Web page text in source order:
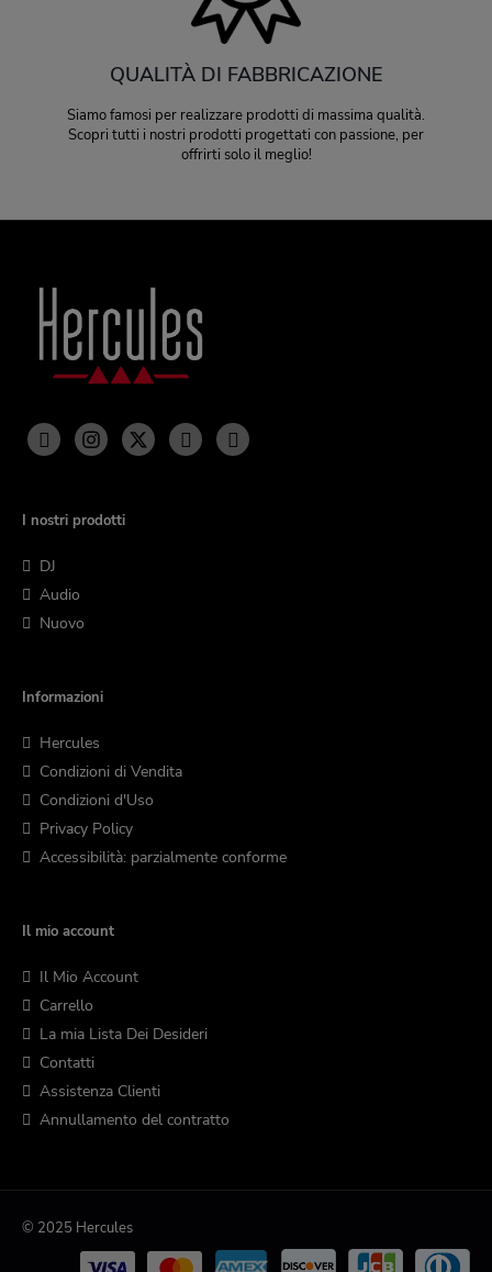
QUALITÀ DI FABBRICAZIONE
Siamo famosi per realizzare prodotti di massima qualità.
Scopri tutti i nostri prodotti progettati con passione, per
offrirti solo il meglio!
I nostri prodotti
DJ
Audio
Nuovo
Informazioni
Hercules
Condizioni di Vendita
Condizioni d'Uso
Privacy Policy
Accessibilità: parzialmente conforme
Il mio account
Il Mio Account
Carrello
La mia Lista Dei Desideri
Contatti
Assistenza Clienti
Annullamento del contratto
© 2025 Hercules